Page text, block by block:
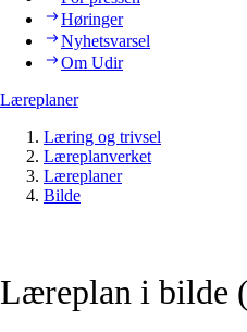
Høringer
Nyhetsvarsel
Om Udir
Læreplaner
Læring og trivsel
Læreplanverket
Læreplaner
Bilde
Læreplan i bilde